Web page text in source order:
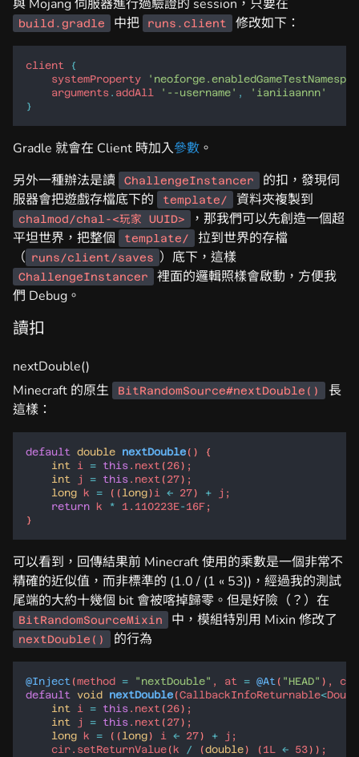
與 Mojang 伺服器進行過驗證的 session，只要在
build.gradle 中把 runs.client 修改如下：
client
{
systemProperty
arguments . addAll '--username' ,
'ianiiaannn'
}
Gradle 就會在 Client 時加入參數 。
另外一種辦法是讀
ChallengeInstancer
的扣，發現伺
服器會把遊戲存檔底下的
template/ 資料夾複製到
chalmod/chal-<玩家 UUID>
，那我們可以先創造一個超
平坦世界，把整個
template/
拉到世界的存檔
（ runs/client/saves ）底下，這樣
ChallengeInstancer
裡面的邏輯照樣會啟動，方便我
們 Debug。
讀扣
nextDouble()
Minecraft 的原生
BitRandomSource#nextDouble()
長
這樣：
default double nextDouble
int i = this . next ( 26
int
j = this . next ( 27
long k = (( long) i << 27) + j
return k * 1 . 110223E- 16F
可以看到，回傳結果前 Minecraft 使用的乘數是一個非常不
精確的近似值，而非標準的 (1.0 / (1 « 53))，經過我的測試
尾端的大約十幾個 bit 會被喀掉歸零。但是好險（？）在
BitRandomSourceMixin 中，模組特別用 Mixin 修改了
nextDouble() 的行為
@Inject (method = "nextDouble" , at = @At ( "HEAD" ),
default void nextDouble (CallbackInfoReturnable<
int i = this . next ( 26
int
j = this . next ( 27
long k = (( long) i << 27) + j
cir . setReturnValue ( k / (double) ( 1L << 53